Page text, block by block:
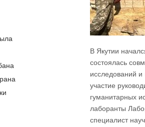
В Якутии
состоялась
исследований
участие
гуманитарных
лаборанты
специалист